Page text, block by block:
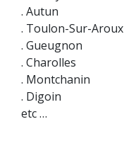
. Autun
. Toulon-Sur-Aroux
. Gueugnon
. Charolles
. Montchanin
. Digoin
etc …